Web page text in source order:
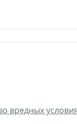
вредных